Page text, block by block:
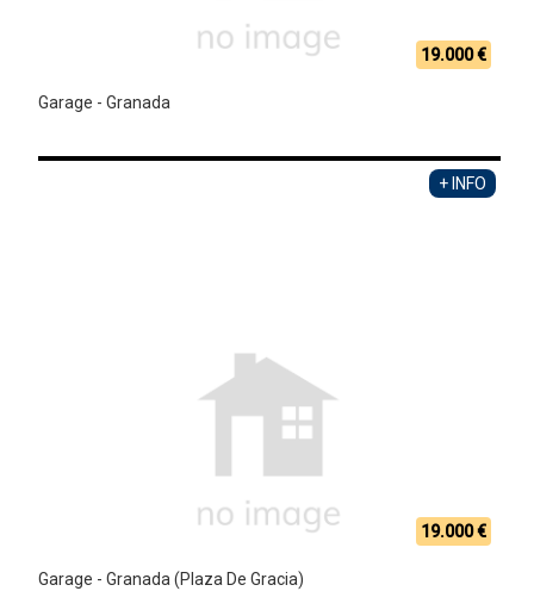
19.000 €
Garage - Granada
+ INFO
19.000 €
Garage - Granada (Plaza De Gracia)